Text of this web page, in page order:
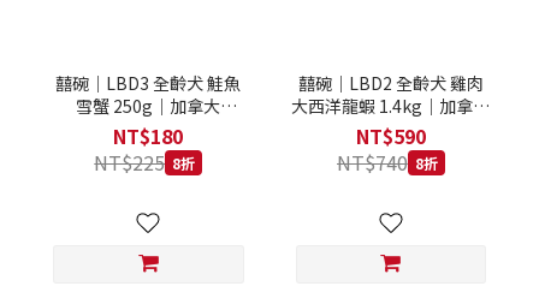
囍碗｜LBD3 全齡犬 鮭魚
雪蟹 250g｜加拿大
Loveabowl 天然無穀糧
250克 成犬 無穀狗飼料
NT$180
NT$225 8折
囍碗｜LBD2 全齡犬 雞肉
大西洋龍蝦 1.4kg｜加拿大
Loveabowl 天然無穀糧
1.4公斤 成犬 無穀狗飼料
NT$590
NT$740 8折